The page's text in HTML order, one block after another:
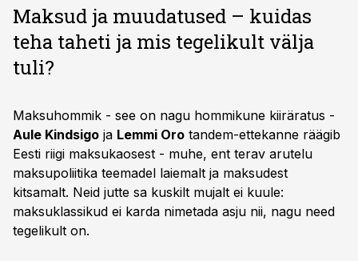
Maksud ja muudatused – kuidas
teha taheti ja mis tegelikult välja
tuli?
Maksuhommik - see on nagu hommikune kiiräratus -
Aule Kindsigo ja Lemmi Oro tandem-ettekanne räägib
Eesti riigi maksukaosest - muhe, ent terav arutelu
maksupoliitika teemadel laiemalt ja maksudest
kitsamalt. Neid jutte sa kuskilt mujalt ei kuule:
maksuklassikud ei karda nimetada asju nii, nagu need
tegelikult on.